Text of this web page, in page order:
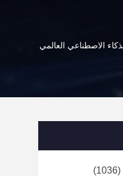
(1036)